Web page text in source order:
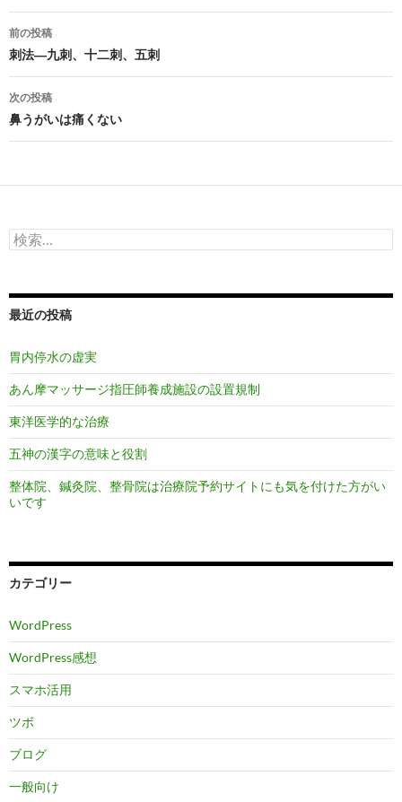
投
稿
ナ
ビ
ゲ
ー
ョ
前の投稿
刺法―九刺、十二刺、五刺
次の投稿
鼻うがいは痛くない
検
索:
最近の投稿
胃内停水の虚実
あん摩マッサージ指圧師養成施設の設置規制
東洋医学的な治療
五神の漢字の意味と役割
整体院、鍼灸院、整骨院は治療院予約サイトにも気を付けた方がい
いです
カテゴリー
WordPress
WordPress感想
スマホ活用
ツボ
ブログ
一般向け